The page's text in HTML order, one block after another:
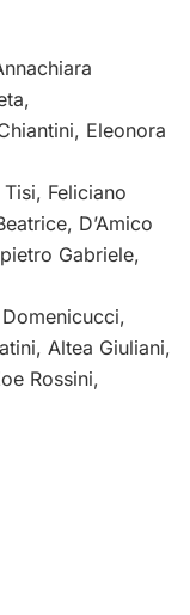
Eleonora
Feliciano
D’Amico
Gabriele,
Altea Giuliani,
Rossini,